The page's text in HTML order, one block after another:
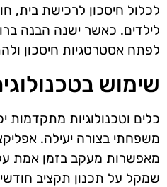
לכלול חיסכון לרכישת בית,
לילדים. כאשר ישנה הבנה
לפתח אסטרטגיות חיסכון
שימוש
כלים וטכנולוגיות מתקדמות
משפחתי בצורה יעילה.
מאפשרות מעקב בזמן אמת
שמקל על תכנון תקציב